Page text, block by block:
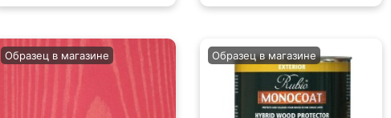
Образец в магазине Образец в магазине